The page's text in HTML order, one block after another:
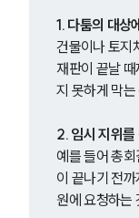
1. 다툼의 대상
건물이나 토지
재판이 끝날
지 못하게 막는
2. 임시 지위를
예를 들어 총
이 끝나기 전
원에 요청하는